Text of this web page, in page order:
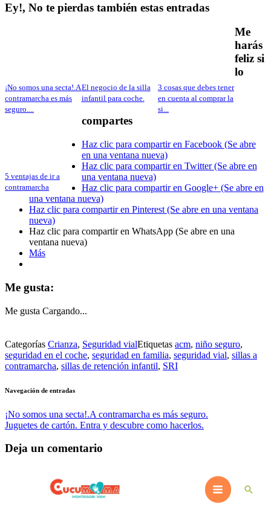
Ey!, No te pierdas también estas entradas
¡No somos una secta!.A
contramarcha es más
seguro....
El negocio de la silla
infantil para coche.
3 cosas que debes tener
en cuenta al comprar la
si...
5 ventajas de ir a
contramarcha
Me
harás
feliz si
lo
compartes
Haz clic para compartir en Facebook (Se abre
en una ventana nueva)
Haz clic para compartir en Twitter (Se abre en
una ventana nueva)
Haz clic para compartir en Google+ (Se abre en
una ventana nueva)
Haz clic para compartir en Pinterest (Se abre en una ventana
nueva)
Haz clic para compartir en WhatsApp (Se abre en una
ventana nueva)
Más
Me gusta:
Me gusta Cargando...
Categorías Crianza, Seguridad vialEtiquetas acm, niño seguro,
seguridad en el coche, seguridad en familia, seguridad vial, sillas a
contramarcha, sillas de retención infantil, SRI
Navegación de entradas
¡No somos una secta!.A contramarcha es más seguro.
Juguetes de cartón. Entra y descubre como hacerlos.
Deja un comentario